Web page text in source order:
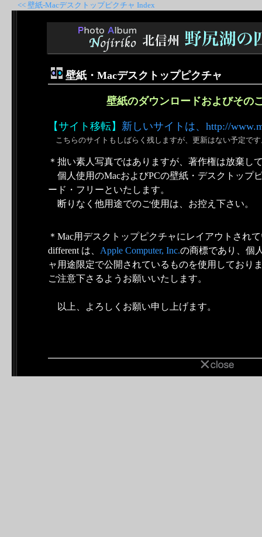
<< 壁紙-Macデスクトップピクチャ Index
壁紙・Macデスクトップピクチャ
壁紙のダウンロードおよびその
【サイト移転】 新しいサイトは、http://
こちらのサイトもしばらく残しますが、更新はない予定で
＊拙い素人写真ではありますが、著作権は放棄し
個人使用のMacおよびPCの壁紙・デスクトップ
ード・フリーといたします。
断りなく他用途でのご使用は、お控え下さい。
＊Mac用デスクトップピクチャにレイアウトされ
different は、 Apple Computer, Inc.の商標であり、個
ャ用途限定で公開されているものを使用しており
ご注意下さるようお願いいたします。
以上、よろしくお願い申し上げます。